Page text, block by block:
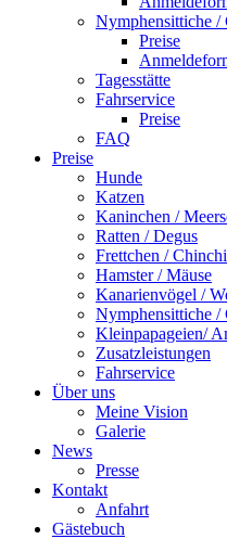
Nymphensittiche /
Preise
Tagesstätte
Fahrservice
Preise
FAQ
Preise
Hunde
Katzen
Kaninchen /
Ratten / Degus
Frettchen /
Hamster / Mäuse
Kanarienvögel /
Nymphensittiche /
Kleinpapageien/
Zusatzleistungen
Fahrservice
Über uns
Meine Vision
Galerie
News
Presse
Kontakt
Anfahrt
Gästebuch